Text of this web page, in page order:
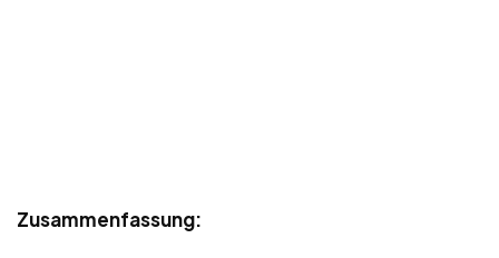
Zusammenfassung: